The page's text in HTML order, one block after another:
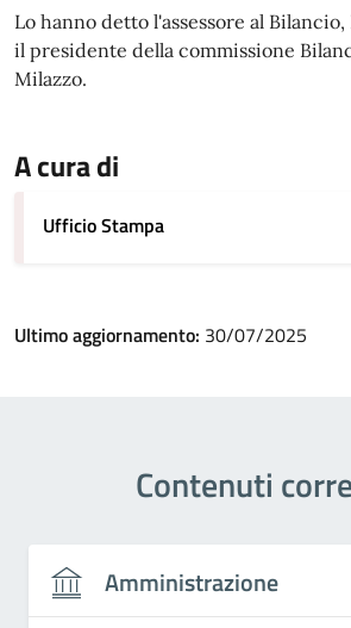
Lo hanno detto l'assessore al
il presidente della commissione
Milazzo.
A cura di
Ufficio Stampa
Ultimo aggiornamento: 30/07/2025
Contenuti
Amministrazione